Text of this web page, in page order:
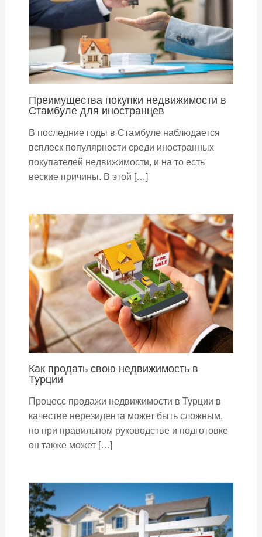
Преимущества покупки недвижимости в
Стамбуле для иностранцев
В последние годы в Стамбуле наблюдается
всплеск популярности среди иностранных
покупателей недвижимости, и на то есть
веские причины. В этой […]
Как продать свою недвижимость в
Турции
Процесс продажи недвижимости в Турции в
качестве нерезидента может быть сложным,
но при правильном руководстве и подготовке
он также может […]